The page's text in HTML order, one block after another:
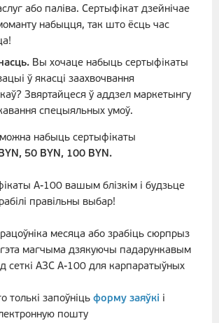
або паліва. Сертыфікат дзейнічае
набыцця, так што ёсць час
Вы хочаце набыць сертыфікаты
ў якасці заахвочвання
Звяртайцеся ў аддзел маркетынгу
спецыяльных умоў.
набыць сертыфікаты
50 BYN, 100 BYN.
А-100 вашым блізкім і будзьце
правільны выбар!
месяца або зрабіць сюрпрыз
гэта магчыма дзякуючы падарункавым
сеткі АЗС А-100 для карпаратыўных
толькі запоўніць форму заяўкі і
пошту